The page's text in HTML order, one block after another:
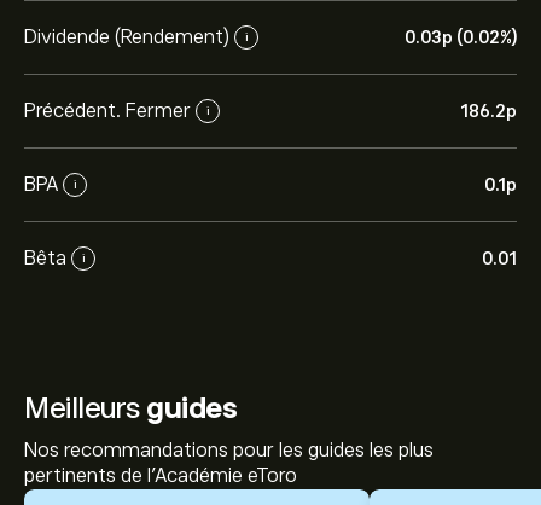
Dividende (Rendement) i 0.03‎p‎ (0.02%)
Précédent. Fermer i 186.2‎p‎
BPA i 0.1‎p‎
Bêta i 0.01
Meilleurs guides
Nos recommandations pour les guides les plus
pertinents de l'Académie eToro